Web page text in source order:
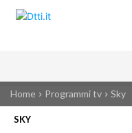
Home Programmi tv Sky
SKY